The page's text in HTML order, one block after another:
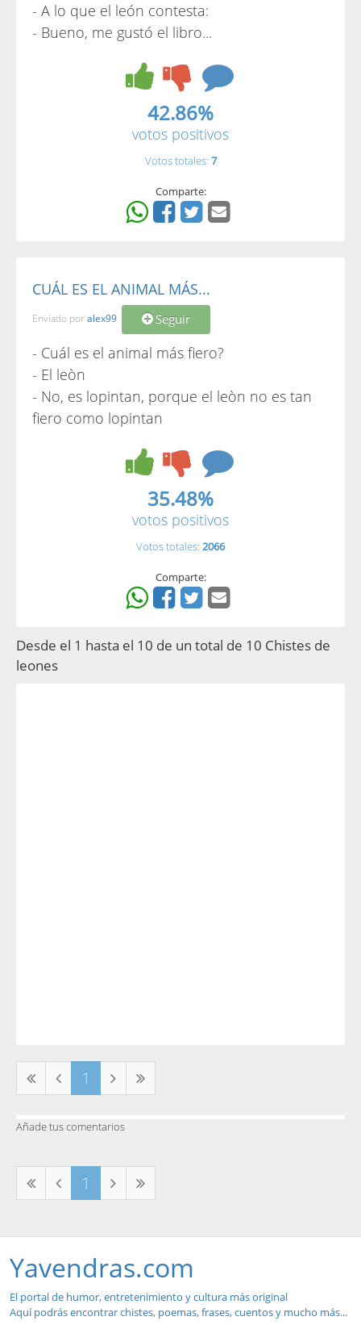
- A lo que el león contesta:
- Bueno, me gustó el libro...
42.86%
votos positivos
Votos totales: 7
Comparte:
CUÁL ES EL ANIMAL MÁS...
Enviado por alex99 Seguir
- Cuál es el animal más fiero?
- El leòn
- No, es lopintan, porque el leòn no es tan
fiero como lopintan
35.48%
votos positivos
Votos totales: 2066
Comparte:
Desde el 1 hasta el 10 de un total de 10 Chistes de
leones
1
Añade tus comentarios
1
Yavendras.com
El portal de humor, entretenimiento y cultura más original
Aquí podrás encontrar chistes, poemas, frases, cuentos y mucho más...